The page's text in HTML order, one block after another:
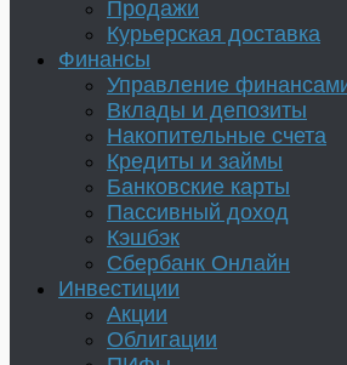
Продажи
Курьерская доставка
Финансы
Управление
Вклады и депозиты
Накопительные счета
Кредиты и займы
Банковские карты
Пассивный доход
Кэшбэк
Сбербанк Онлайн
Инвестиции
Акции
Облигации